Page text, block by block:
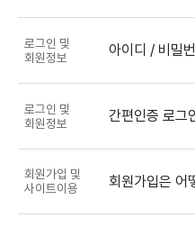
로그인 및
회원정보
아이디 / 비밀
로그인 및
회원정보
간편인증 로그
회원가입 및
사이트이용
회원가입은 어